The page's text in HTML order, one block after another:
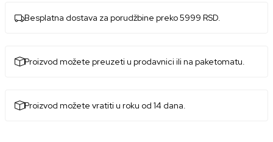
Besplatna dostava za porudžbine preko 5999 RSD.
Proizvod možete preuzeti u prodavnici ili na paketomatu.
Proizvod možete vratiti u roku od 14 dana.